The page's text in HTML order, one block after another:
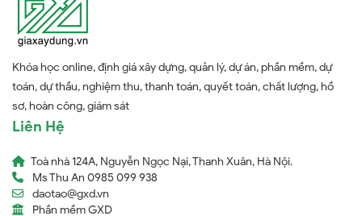
Khóa học online, định giá xây dựng, quản lý, dự án, phần mềm, dự
toán, dự thầu, nghiệm thu, thanh toán, quyết toán, chất lượng, hồ
sơ, hoàn công, giám sát
Liên Hệ
Toà nhà 124A, Nguyễn Ngọc Nại, Thanh Xuân, Hà Nội.
Ms Thu An 0985 099 938
daotao@gxd.vn
Phần mềm GXD